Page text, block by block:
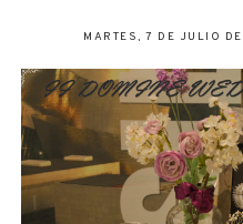
MARTES, 7 DE JULIO